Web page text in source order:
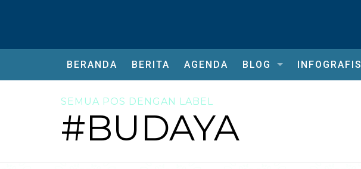
BERANDA BERITA AGENDA BLOG INFOGRAFIS
SEMUA POS DENGAN LABEL
#BUDAYA